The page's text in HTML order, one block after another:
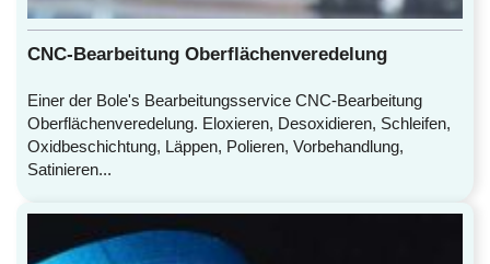
CNC-Bearbeitung Oberflächenveredelung
Einer der Bole's Bearbeitungsservice CNC-Bearbeitung
Oberflächenveredelung. Eloxieren, Desoxidieren, Schleifen,
Oxidbeschichtung, Läppen, Polieren, Vorbehandlung,
Satinieren...